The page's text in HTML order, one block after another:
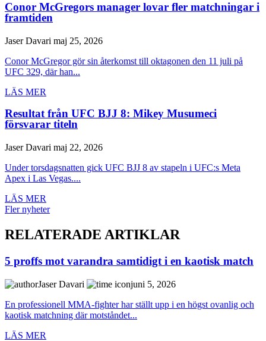
Conor McGregors manager lovar fler matchningar i
framtiden
Jaser Davari maj 25, 2026
Conor McGregor gör sin återkomst till oktagonen den 11 juli på
UFC 329, där han...
LÄS MER
Resultat från UFC BJJ 8: Mikey Musumeci
försvarar titeln
Jaser Davari maj 22, 2026
Under torsdagsnatten gick UFC BJJ 8 av stapeln i UFC:s Meta
Apex i Las Vegas....
LÄS MER
Fler nyheter
RELATERADE ARTIKLAR
5 proffs mot varandra samtidigt i en kaotisk match
Jaser Davari
juni 5, 2026
En professionell MMA-fighter har ställt upp i en högst ovanlig och
kaotisk matchning där motståndet...
LÄS MER